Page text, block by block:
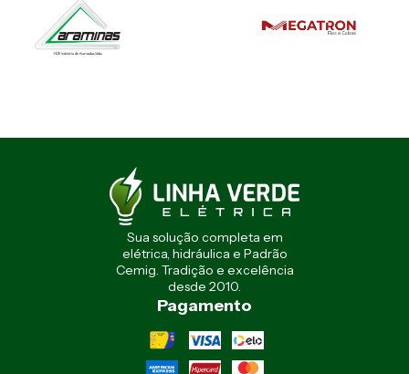
Sua solução completa em
elétrica, hidráulica e Padrão
Cemig. Tradição e excelência
desde 2010.
Pagamento